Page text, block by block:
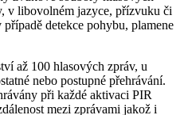
v libovolném jazyce, přízvuku či
detekce pohybu, plamene
až 100 hlasových zpráv, u
nebo postupné přehrávání.
při každé aktivaci PIR
mezi zprávami jakož i